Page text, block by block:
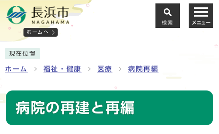
ホームへ
検索 メニュー
現在位置
ホーム 福祉・健康 医療 病院再編
病院の再建と再編